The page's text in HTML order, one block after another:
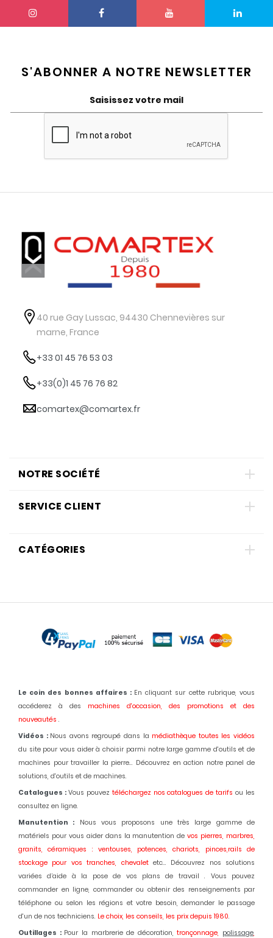
S'ABONNER A NOTRE NEWSLETTER
40 rue Gay Lussac, 94430 Chennevières sur
marne, France
+33 01 45 76 53 03
+33(0)1 45 76 76 82
comartex@comartex.fr
NOTRE SOCIÉTÉ
SERVICE CLIENT
CATÉGORIES
Le coin des bonnes affaires : En cliquant sur cette rubrique, vous
accéderez à des machines d'occasion, des promotions et des
nouveautés .
Vidéos : Nous avons regroupé dans la médiathèque toutes les vidéos
du site pour vous aider à choisir parmi notre large gamme d'outils et de
machines pour travailler la pierre... Découvrez en action notre panel de
solutions, d'outils et de machines.
Catalogues : Vous pouvez téléchargez nos catalogues de tarifs ou les
consultez en ligne.
Manutention : Nous vous proposons une très large gamme de
matériels pour vous aider dans la manutention devos pierres, marbres,
granits, céramiques : ventouses, potences, chariots, pinces,rails de
stockage pour vos tranches, chevalet etc... Découvrez nos solutions
variées d’aide à la pose de vos plans de travail . Vous pouvez
commander en ligne, commander ou obtenir des renseignements par
téléphone ou selon les régions et votre besoin, demander le passage
d'un de nos techniciens. Le choix, les conseils, les prix depuis 1980.
Outillages : Pour la marbrerie de décoration,tronçonnage, polissage,